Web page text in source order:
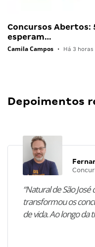
Concursos Abertos:
esperam…
Camila Campos • Há 3 horas
Depoimentos
“Natural de São José
transformou os
de vida. Ao longo da